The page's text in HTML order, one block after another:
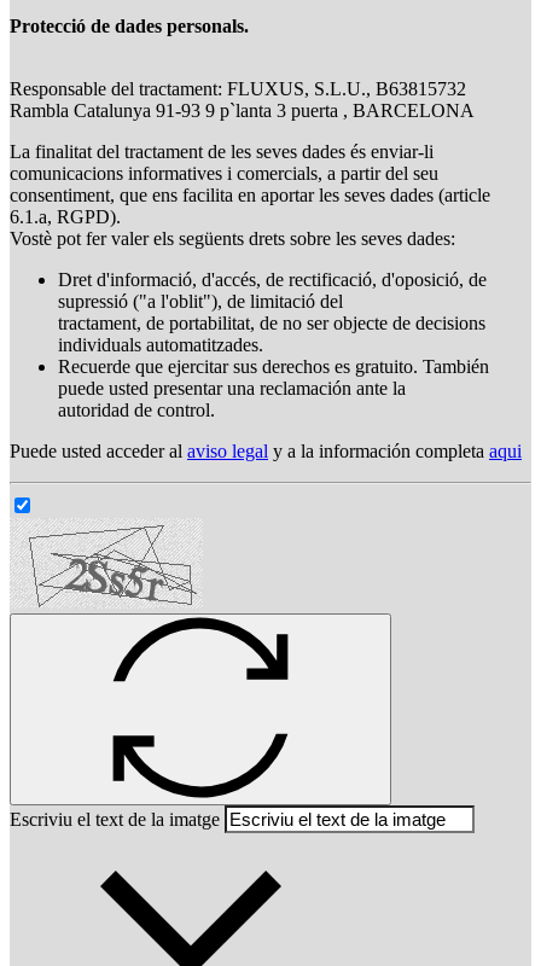
Protecció de dades personals.
Responsable del tractament: FLUXUS, S.L.U., B63815732
Rambla Catalunya 91-93 9 p`lanta 3 puerta , BARCELONA
La finalitat del tractament de les seves dades és enviar-li
comunicacions informatives i comercials, a partir del seu
consentiment, que ens facilita en aportar les seves dades (article
6.1.a, RGPD).
Vostè pot fer valer els següents drets sobre les seves dades:
Dret d'informació, d'accés, de rectificació, d'oposició, de
supressió ("a l'oblit"), de limitació del
tractament, de portabilitat, de no ser objecte de decisions
individuals automatitzades.
Recuerde que ejercitar sus derechos es gratuito. También
puede usted presentar una reclamación ante la
autoridad de control.
Puede usted acceder al aviso legal y a la información completa aqui
Escriviu el text de la imatge